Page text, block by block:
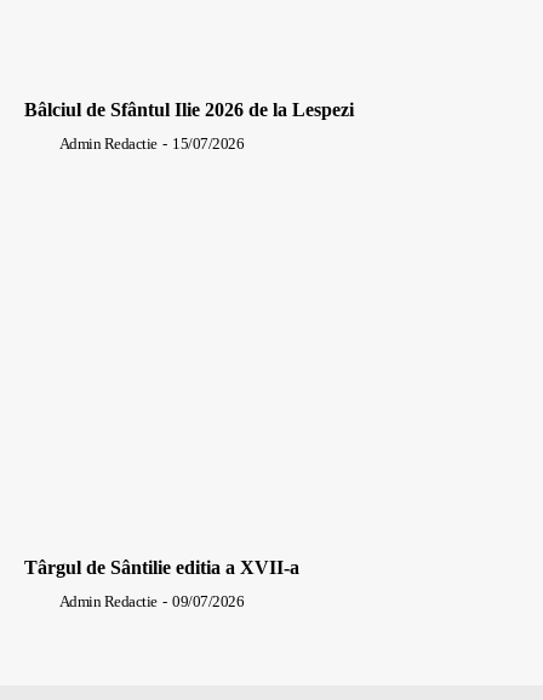
Bâlciul de Sfântul Ilie 2026 de la Lespezi
Admin Redactie - 15/07/2026
Târgul de Sântilie editia a XVII-a
Admin Redactie - 09/07/2026